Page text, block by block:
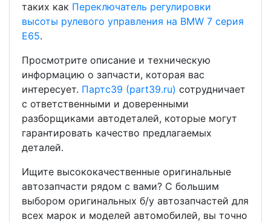
таких как Переключатель регулировки
высоты рулевого управления на BMW 7 серия
E65.
Просмотрите описание и техническую
информацию о запчасти, которая вас
интересует. Партс39 (part39.ru) сотрудничает
с ответственными и доверенными
разборщиками автодеталей, которые могут
гарантировать качество предлагаемых
деталей.
Ищите высококачественные оригинальные
автозапчасти рядом с вами? С большим
выбором оригинальных б/у автозапчастей для
всех марок и моделей автомобилей, вы точно